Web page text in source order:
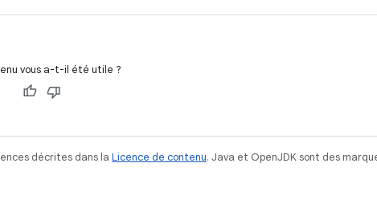
vous a-t-il été utile ?
décrites dans la Licence de contenu. Java et OpenJDK sont des